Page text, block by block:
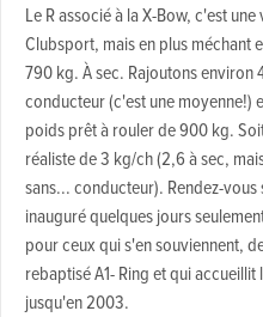
Le R associé à la X-Bow, c'est
Clubsport, mais en plus méchant
790 kg. À sec. Rajoutons environ
conducteur (c'est une moyenne!)
poids prêt à rouler de 900 kg.
réaliste de 3 kg/ch (2,6 à sec,
sans... conducteur). Rendez-vous
inauguré quelques jours
pour ceux qui s'en souviennent,
rebaptisé A1- Ring et qui
jusqu'en 2003.